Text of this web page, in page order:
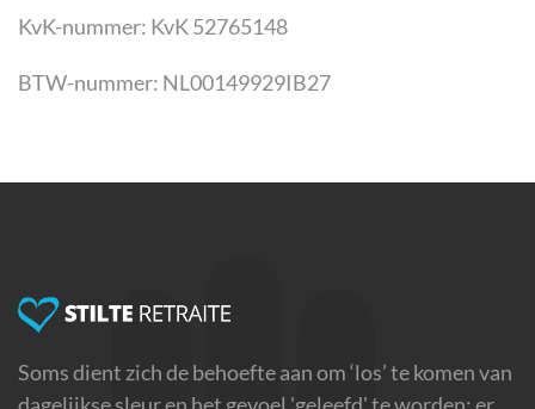
KvK-nummer: KvK 52765148
BTW-nummer: NL00149929IB27
Soms dient zich de behoefte aan om ‘los’ te komen van